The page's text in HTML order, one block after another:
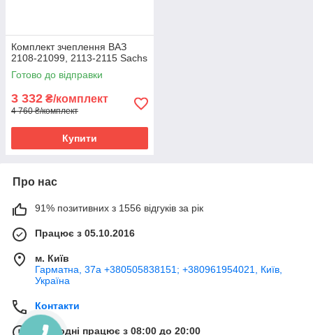
Комплект зчеплення ВАЗ
2108-21099, 2113-2115 Sachs
Готово до відправки
3 332 ₴/комплект
4 760 ₴/комплект
Купити
Про нас
91% позитивних з 1556 відгуків за рік
Працює з 05.10.2016
м. Київ
Гарматна, 37а +380505838151; +380961954021, Київ,
Україна
Контакти
Сьогодні працює з 08:00 до 20:00